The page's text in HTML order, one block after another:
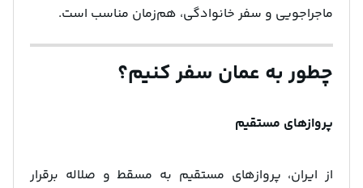
ماجراجویی و سفر خانوادگی، هم‌زمان مناسب است.
چطور به عمان سفر کنیم؟
پروازهای مستقیم
از ایران، پروازهای مستقیم به مسقط و صلاله برقرار